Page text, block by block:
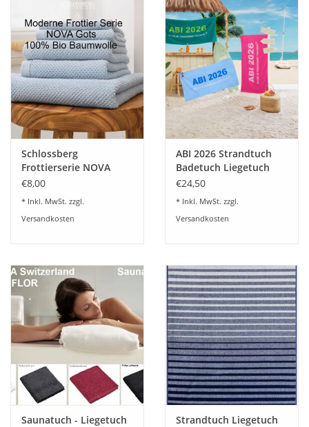
Tel.0049(0)7322-919376
Blog-Aktuelles
Marken
Schlossberg
Frottierserie NOVA
Gots
€8,00
* Inkl. MwSt. zzgl.
Versandkosten
ABI 2026 Strandtuch
Badetuch Liegetuch
Abituch
€24,50
* Inkl. MwSt. zzgl.
Versandkosten
Saunatuch - Liegetuch
Strandtuch Liegetuch